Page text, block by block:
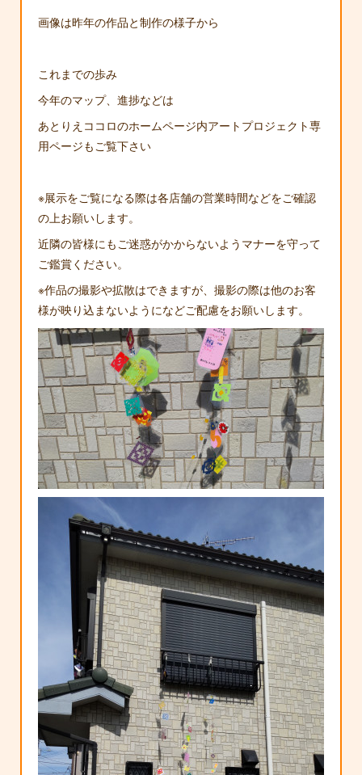
画像は昨年の作品と制作の様子から
これまでの歩み
今年のマップ、進捗などは
あとりえココロのホームページ内アートプロジェクト専
用ページもご覧下さい
※展示をご覧になる際は各店舗の営業時間などをご確認
の上お願いします。
近隣の皆様にもご迷惑がかからないようマナーを守って
ご鑑賞ください。
※作品の撮影や拡散はできますが、撮影の際は他のお客
様が映り込まないようになどご配慮をお願いします。